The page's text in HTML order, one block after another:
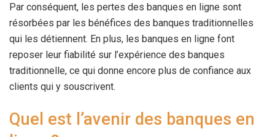
Par conséquent, les pertes des banques en ligne sont
résorbées par les bénéfices des banques traditionnelles
qui les détiennent. En plus, les banques en ligne font
reposer leur fiabilité sur l’expérience des banques
traditionnelle, ce qui donne encore plus de confiance aux
clients qui y souscrivent.
Quel est l’avenir des banques en